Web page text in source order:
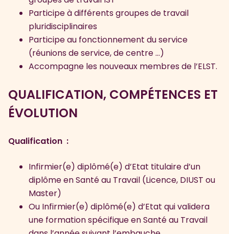
Participe à différents groupes de travail
pluridisciplinaires
Participe au fonctionnement du service
(réunions de service, de centre …)
Accompagne les nouveaux membres de l’ELST.
QUALIFICATION, COMPÉTENCES ET
ÉVOLUTION
Qualification :
Infirmier(e) diplômé(e) d’Etat titulaire d’un
diplôme en Santé au Travail (Licence, DIUST ou
Master)
Ou Infirmier(e) diplômé(e) d’Etat qui validera
une formation spécifique en Santé au Travail